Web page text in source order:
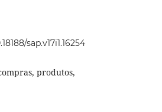
sap.v17i1.16254
produtos,